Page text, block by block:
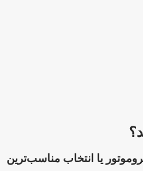
یا انتخاب مناسب‌ترین